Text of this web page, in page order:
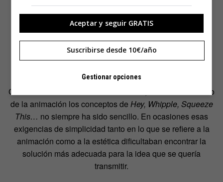
Como demuestra el caso de
, trasladar al mundo
de la animación los conceptos de Hey, Whipple, Squeeze
This… no siempre ha sido sencillo. En ocasiones esas
exigencias de simplicidad tanto en lo que se refiere a la
animación como a la estética dificultaban encontrar la
solución más adecuada para la idea que se quería
transmitir.
Aceptar y seguir GRATIS
Suscribirse desde 10€/año
Gestionar opciones